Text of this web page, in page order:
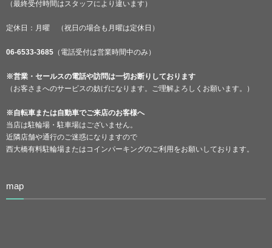
（最終受付時間はスタッフにより違います）
定休日：月曜 （祝日の場合も月曜は定休日）
06-6533-3685 （電話受付は営業時間中のみ）
※営業・セールスの電話や訪問は一切お断りしております
（お客さまへのサービスの妨げになります。ご理解よろしくお願います。）
※自転車または自動車でご来店のお客様へ
当店は駐輪場・駐車場はございません。
近隣店舗や通行のご迷惑になりますので
西大橋有料駐輪場またはコインパーキングのご利用をお願いしております。
map